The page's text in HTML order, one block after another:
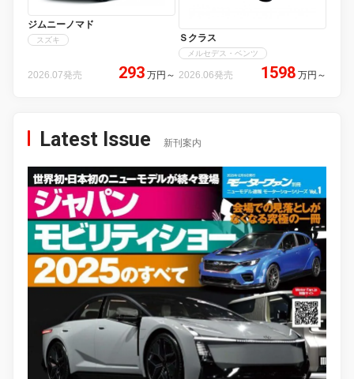
ジムニーノマド
スズキ
2026.07発売 293 万円 ～
Ｓクラス
メルセデス・ベンツ
2026.06発売 1598 万円 ～
Latest Issue 新刊案内